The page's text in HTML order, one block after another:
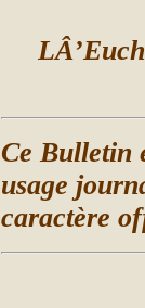
Ce Bulletin
usage
caractère